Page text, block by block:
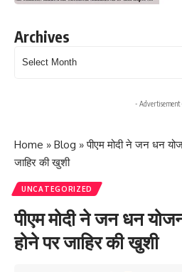
Archives
- Advertisement
Home » Blog »पीएम मोदी ने जन धन
जाहिर की खुशी
UNCATEGORIZED
पीएम मोदी ने जन धन
होने पर जाहिर की खुशी